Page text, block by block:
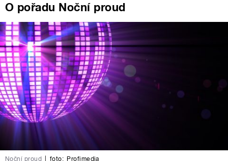
O pořadu Noční proud
Noční proud foto: Profimedia